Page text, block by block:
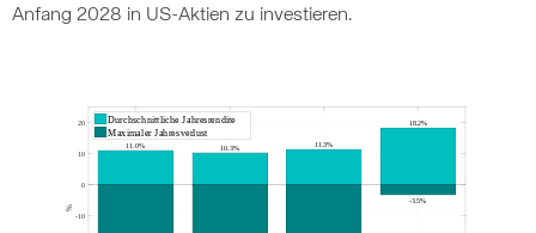
Anfang 2028 in US-Aktien zu investieren.